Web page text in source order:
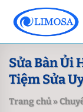
content
Sửa Bàn Ủi
Tiệm Sửa
Trang chủ»